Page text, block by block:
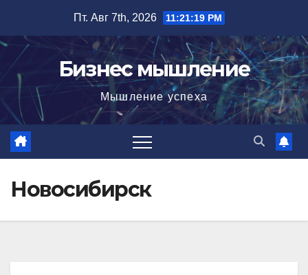
содержимому
Пт. Авг 7th, 2026 11:21:20 PM
Бизнес мышление
Мышление успеха
Новосибирск